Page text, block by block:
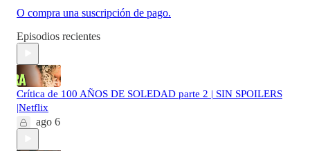
O compra una suscripción de pago.
Episodios recientes
Crítica de 100 AÑOS DE SOLEDAD parte 2 | SIN SPOILERS
|Netflix
ago 6